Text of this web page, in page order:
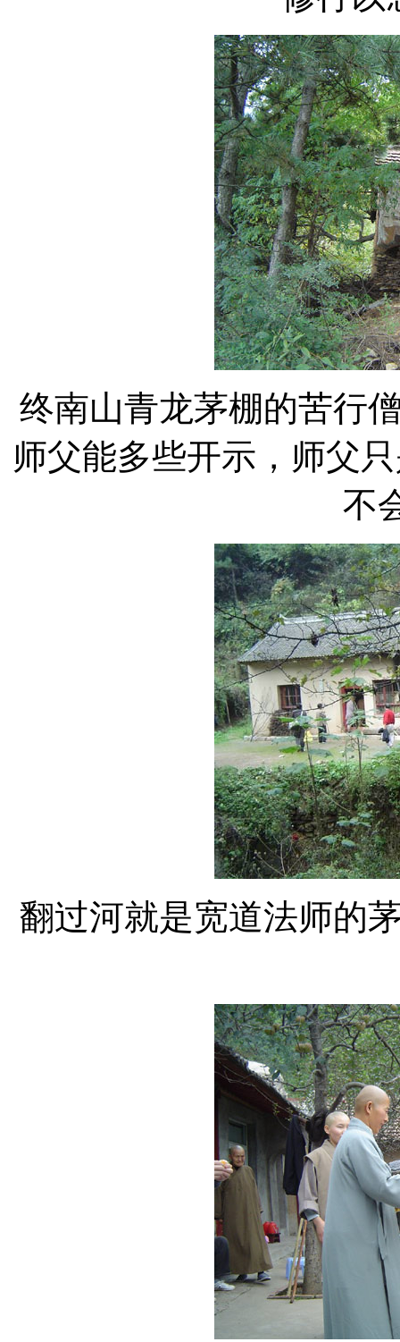
终南山青龙茅棚的苦行
师父能多些开示，师父
不
翻过河就是宽道法师的